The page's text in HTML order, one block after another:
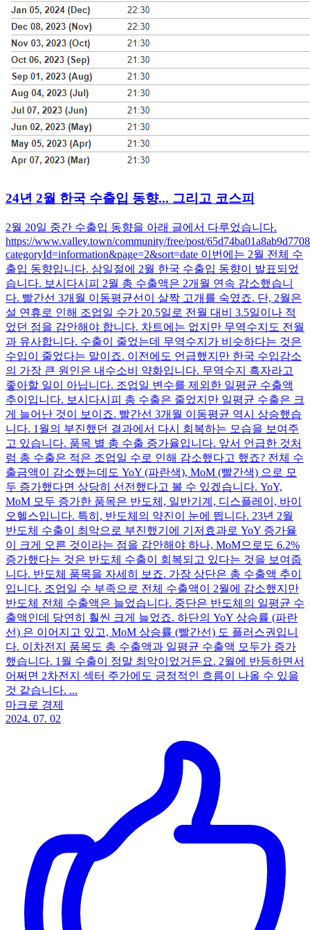
24년 2월 한국 수출입 동향... 그리고 코스피
2월 20일 중간 수출입 동향을 아래 글에서 다루었습니다.
https://www.valley.town/community/free/post/
categoryId=information&page=2&sort=date 이번에는 2월 전체 수
출입 동향입니다. 삼일절에 2월 한국 수출입 동향이 발표되었
습니다. 보시다시피 2월 총 수출액은 2개월 연속 감소했습니
다. 빨간선 3개월 이동평균선이 살짝 고개를 숙였죠. 단, 2월은
설 연휴로 인해 조업일 수가 20.5일로 전월 대비 3.5일이나 적
었던 점을 감안해야 합니다. 차트에는 없지만 무역수지도 전월
과 유사합니다. 수출이 줄었는데 무역수지가 비슷하다는 것은
수입이 줄었다는 말이죠. 이전에도 언급했지만 한국 수입감소
의 가장 큰 원인은 내수소비 약화입니다. 무역수지 흑자라고
좋아할 일이 아닙니다. 조업일 변수를 제외한 일평균 수출액
추이입니다. 보시다시피 총 수출은 줄었지만 일평균 수출은 크
게 늘어난 것이 보이죠. 빨간선 3개월 이동평균 역시 상승했습
니다. 1월의 부진했던 결과에서 다시 회복하는 모습을 보여주
고 있습니다. 품목 별 총 수출 증가율입니다. 앞서 언급한 것처
럼 총 수출은 적은 조업일 수로 인해 감소했다고 했죠? 전체 수
출금액이 감소했는데도 YoY (파란색), MoM (빨간색) 으로 모
두 증가했다면 상당히 선전했다고 볼 수 있겠습니다. YoY,
MoM 모두 증가한 품목은 반도체, 일반기계, 디스플레이, 바이
오헬스입니다. 특히, 반도체의 약진이 눈에 띕니다. 23년 2월
반도체 수출이 최악으로 부진했기에 기저효과로 YoY 증가율
이 크게 오른 것이라는 점을 감안해야 하나, MoM으로도 6.2%
증가했다는 것은 반도체 수출이 회복되고 있다는 것을 보여줍
니다. 반도체 품목을 자세히 보죠. 가장 상단은 총 수출액 추이
입니다. 조업일 수 부족으로 전체 수출액이 2월에 감소했지만
반도체 전체 수출액은 늘었습니다. 중단은 반도체의 일평균 수
출액인데 당연히 훨씬 크게 늘었죠. 하단의 YoY 상승률 (파란
선) 은 이어지고 있고, MoM 상승률 (빨간선) 도 플러스권입니
다. 이차전지 품목도 총 수출액과 일평균 수출액 모두가 증가
했습니다. 1월 수출이 정말 최악이었거든요. 2월에 반등하면서
어쩌면 2차전지 섹터 주가에도 긍정적인 흐름이 나올 수 있을
것 같습니다. ...
마크로 경제
2024. 07. 02